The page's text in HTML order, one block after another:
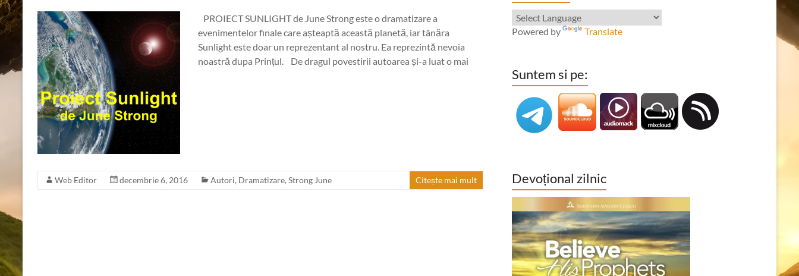
PROIECT SUNLIGHT de June Strong este o dramatizare a
evenimentelor finale care așteaptă această planetă, iar tânăra
Sunlight este doar un reprezentant al nostru. Ea reprezintă nevoia
noastră dupa Prințul. De dragul povestirii autoarea și-a luat o mai
Web Editor decembrie 6, 2016 Autori, Dramatizare, Strong June Citește mai mult
Powered by Translate
Suntem si pe:
Devoțional zilnic